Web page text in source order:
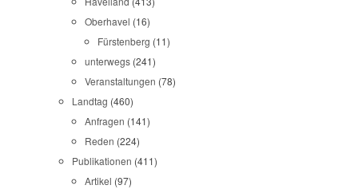
Oberhavel (16)
Fürstenberg (11)
unterwegs (241)
Veranstaltungen (78)
Landtag (460)
Anfragen (141)
Reden (224)
Publikationen (411)
Artikel (97)